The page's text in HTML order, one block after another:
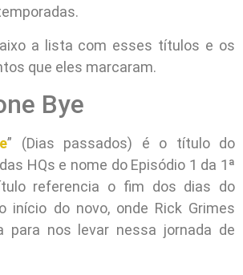
a lista com esses títulos e os
que eles marcaram.
Bye
” (Dias passados) é o título do
HQs e nome do Episódio 1 da 1ª
referencia o fim dos dias do
início do novo, onde Rick Grimes
para nos levar nessa jornada de